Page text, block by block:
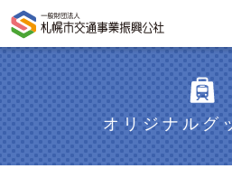
オリジナルグ